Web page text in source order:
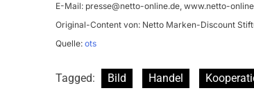
E-Mail: presse@netto-online.de, www.netto-
Original-Content von: Netto Marken-Discount
Quelle: ots
Tagged: Bild Handel